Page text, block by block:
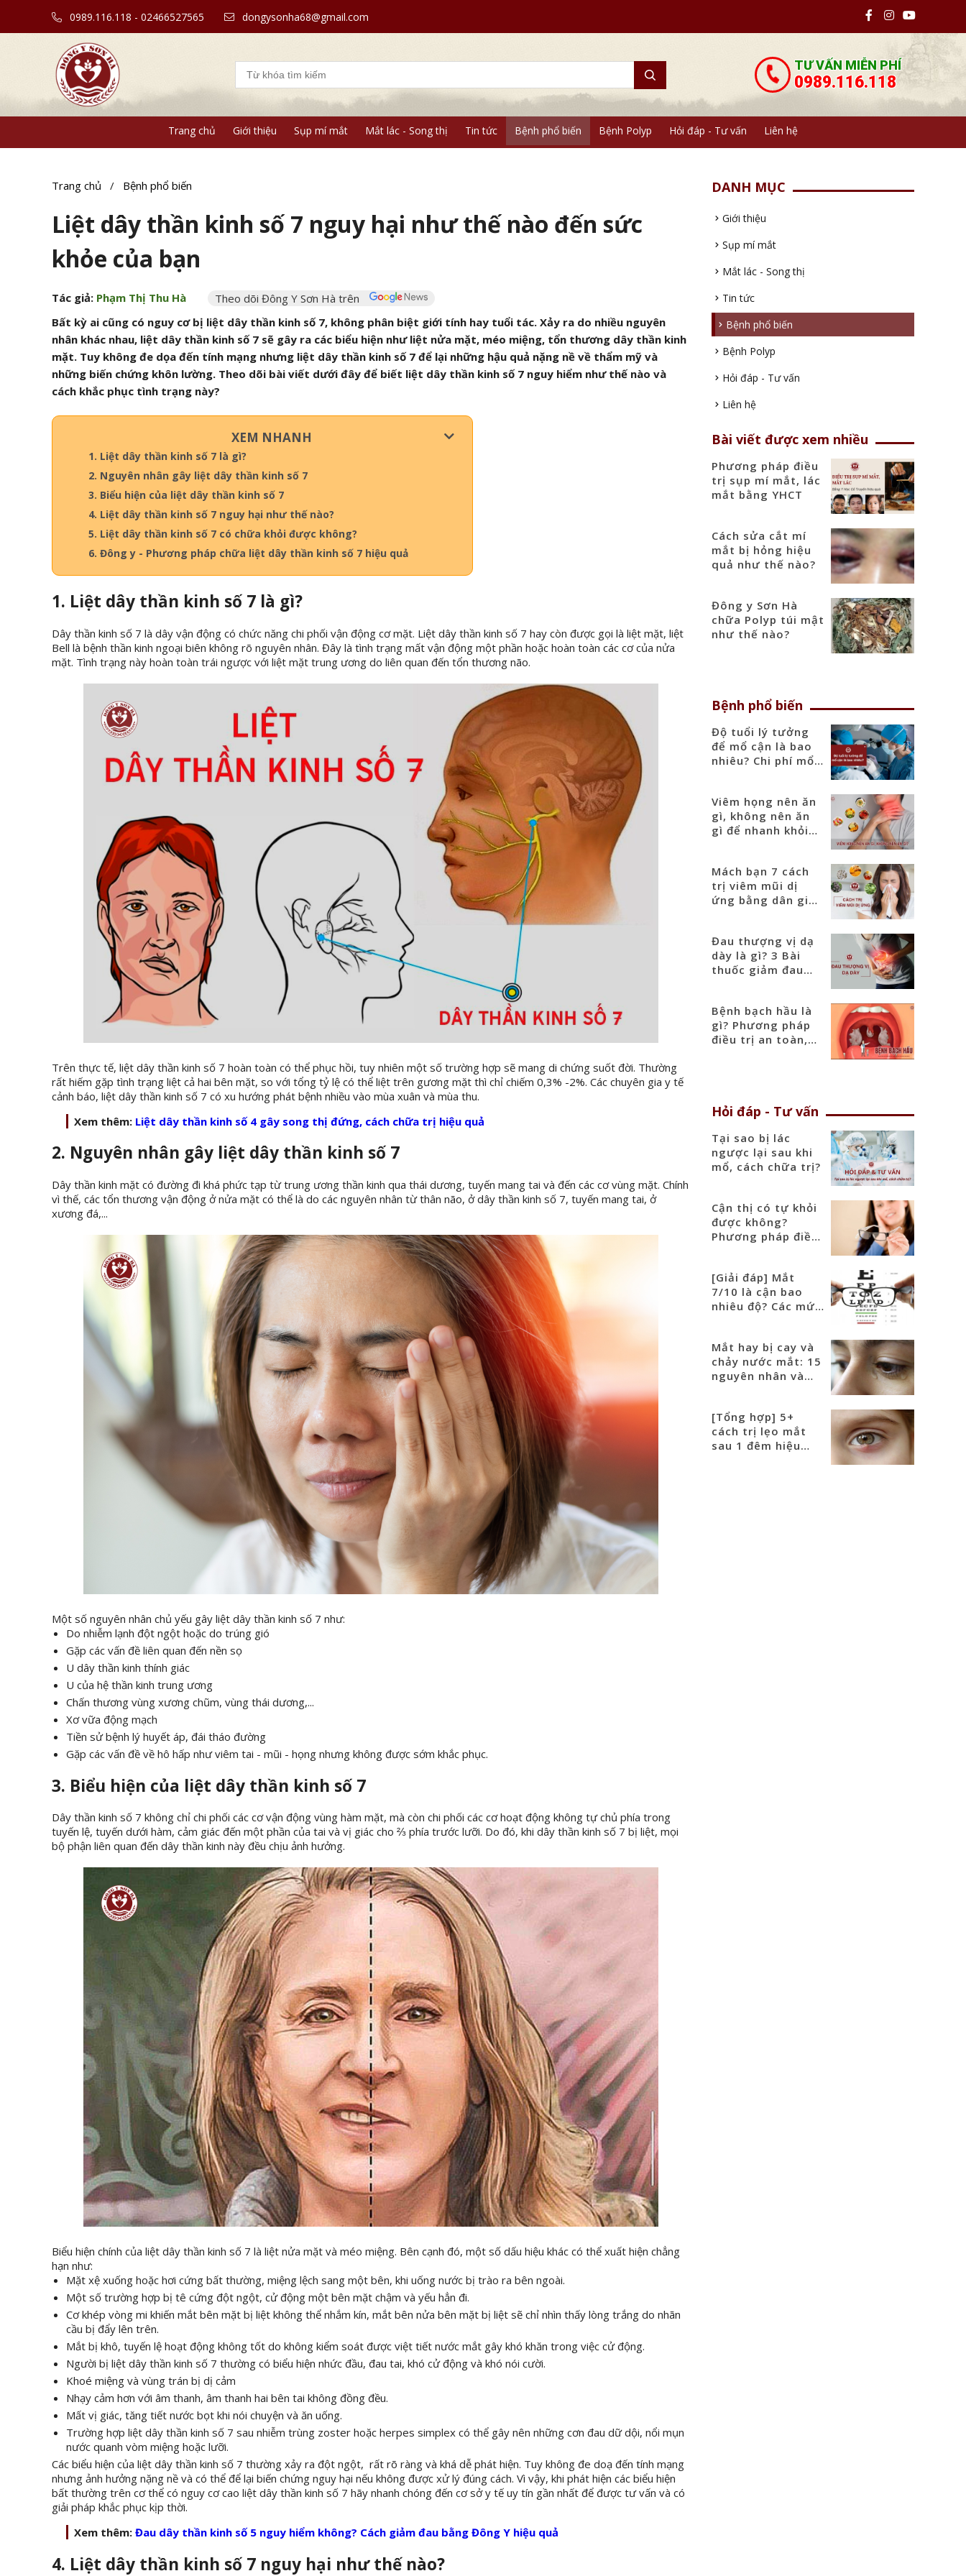
0989.116.118 - 02466527565 dongysonha68@gmail.com
TƯ VẤN MIỄN PHÍ
0989.116.118
Trang chủ Giới thiệu Sụp mí mắt Mắt lác - Song thị Tin tức Bệnh phổ biến Bệnh Polyp Hỏi đáp - Tư vấn Liên hệ
Trang chủ / Bệnh phổ biến
Liệt dây thần kinh số 7 nguy hại như thế nào đến sức
khỏe của bạn
Tác giả: Phạm Thị Thu Hà
Theo dõi Đông Y Sơn Hà trên
Bất kỳ ai cũng có nguy cơ bị liệt dây thần kinh số 7, không phân biệt giới tính hay tuổi tác. Xảy ra do nhiều nguyên
nhân khác nhau, liệt dây thần kinh số 7 sẽ gây ra các biểu hiện như liệt nửa mặt, méo miệng, tổn thương dây thần kinh
mặt. Tuy không đe dọa đến tính mạng nhưng liệt dây thần kinh số 7 để lại những hậu quả nặng nề về thẩm mỹ và
những biến chứng khôn lường. Theo dõi bài viết dưới đây để biết liệt dây thần kinh số 7 nguy hiểm như thế nào và
cách khắc phục tình trạng này?
XEM NHANH
1. Liệt dây thần kinh số 7 là gì?
2. Nguyên nhân gây liệt dây thần kinh số 7
3. Biểu hiện của liệt dây thần kinh số 7
4. Liệt dây thần kinh số 7 nguy hại như thế nào?
5. Liệt dây thần kinh số 7 có chữa khỏi được không?
6. Đông y - Phương pháp chữa liệt dây thần kinh số 7 hiệu quả
1. Liệt dây thần kinh số 7 là gì?
Dây thần kinh số 7 là dây vận động có chức năng chi phối vận động cơ mặt. Liệt dây thần kinh số 7 hay còn được gọi là liệt mặt, liệt
Bell là bệnh thần kinh ngoại biên không rõ nguyên nhân. Đây là tình trạng mất vận động một phần hoặc hoàn toàn các cơ của nửa
mặt. Tình trạng này hoàn toàn trái ngược với liệt mặt trung ương do liên quan đến tổn thương não.
Trên thực tế, liệt dây thần kinh số 7 hoàn toàn có thể phục hồi, tuy nhiên một số trường hợp sẽ mang di chứng suốt đời. Thường
rất hiếm gặp tình trạng liệt cả hai bên mặt, so với tổng tỷ lệ có thể liệt trên gương mặt thì chỉ chiếm 0,3% -2%. Các chuyên gia y tế
cảnh báo, liệt dây thần kinh số 7 có xu hướng phát bệnh nhiều vào mùa xuân và mùa thu.
Xem thêm: Liệt dây thần kinh số 4 gây song thị đứng, cách chữa trị hiệu quả
2. Nguyên nhân gây liệt dây thần kinh số 7
Dây thần kinh mặt có đường đi khá phức tạp từ trung ương thần kinh qua thái dương, tuyến mang tai và đến các cơ vùng mặt. Chính
vì thế, các tổn thương vận động ở nửa mặt có thể là do các nguyên nhân từ thân não, ở dây thần kinh số 7, tuyến mang tai, ở
xương đá,...
Một số nguyên nhân chủ yếu gây liệt dây thần kinh số 7 như:
Do nhiễm lạnh đột ngột hoặc do trúng gió
Gặp các vấn đề liên quan đến nền sọ
U dây thần kinh thính giác
U của hệ thần kinh trung ương
Chấn thương vùng xương chũm, vùng thái dương,...
Xơ vữa động mạch
Tiền sử bệnh lý huyết áp, đái tháo đường
Gặp các vấn đề về hô hấp như viêm tai - mũi - họng nhưng không được sớm khắc phục.
3. Biểu hiện của liệt dây thần kinh số 7
Dây thần kinh số 7 không chỉ chi phối các cơ vận động vùng hàm mặt, mà còn chi phối các cơ hoạt động không tự chủ phía trong
tuyến lệ, tuyến dưới hàm, cảm giác đến một phần của tai và vị giác cho ⅔ phía trước lưỡi. Do đó, khi dây thần kinh số 7 bị liệt, mọi
bộ phận liên quan đến dây thần kinh này đều chịu ảnh hưởng.
Biểu hiện chính của liệt dây thần kinh số 7 là liệt nửa mặt và méo miệng. Bên cạnh đó, một số dấu hiệu khác có thể xuất hiện chẳng
hạn như:
Mặt xệ xuống hoặc hơi cứng bất thường, miệng lệch sang một bên, khi uống nước bị trào ra bên ngoài.
Một số trường hợp bị tê cứng đột ngột, cử động một bên mặt chậm và yếu hẳn đi.
Cơ khép vòng mi khiến mắt bên mặt bị liệt không thể nhắm kín, mắt bên nửa bên mặt bị liệt sẽ chỉ nhìn thấy lòng trắng do nhãn
cầu bị đẩy lên trên.
Mắt bị khô, tuyến lệ hoạt động không tốt do không kiểm soát được việt tiết nước mắt gây khó khăn trong việc cử động.
Người bị liệt dây thần kinh số 7 thường có biểu hiện nhức đầu, đau tai, khó cử động và khó nói cười.
Khoé miệng và vùng trán bị dị cảm
Nhạy cảm hơn với âm thanh, âm thanh hai bên tai không đồng đều.
Mất vị giác, tăng tiết nước bọt khi nói chuyện và ăn uống.
Trường hợp liệt dây thần kinh số 7 sau nhiễm trùng zoster hoặc herpes simplex có thể gây nên những cơn đau dữ dội, nổi mụn
nước quanh vòm miệng hoặc lưỡi.
Các biểu hiện của liệt dây thần kinh số 7 thường xảy ra đột ngột, rất rõ ràng và khá dễ phát hiện. Tuy không đe doạ đến tính mạng
nhưng ảnh hưởng nặng nề và có thể để lại biến chứng nguy hại nếu không được xử lý đúng cách. Vì vậy, khi phát hiện các biểu hiện
bất thường trên cơ thể có nguy cơ cao liệt dây thần kinh số 7 hãy nhanh chóng đến cơ sở y tế uy tín gần nhất để được tư vấn và có
giải pháp khắc phục kịp thời.
Xem thêm: Đau dây thần kinh số 5 nguy hiểm không? Cách giảm đau bằng Đông Y hiệu quả
4. Liệt dây thần kinh số 7 nguy hại như thế nào?
DANH MỤC
Giới thiệu
Sụp mí mắt
Mắt lác - Song thị
Tin tức
Bệnh phổ biến
Bệnh Polyp
Hỏi đáp - Tư vấn
Liên hệ
Bài viết được xem nhiều
Phương pháp điều
trị sụp mí mắt, lác
mắt bằng YHCT
Cách sửa cắt mí
mắt bị hỏng hiệu
quả như thế nào?
Đông y Sơn Hà
chữa Polyp túi mật
như thế nào?
Bệnh phổ biến
Độ tuổi lý tưởng
để mổ cận là bao
nhiêu? Chi phí mổ
Viêm họng nên ăn
gì, không nên ăn
gì để nhanh khỏi
Mách bạn 7 cách
trị viêm mũi dị
ứng bằng dân gian
Đau thượng vị dạ
dày là gì? 3 Bài
thuốc giảm đau
Bệnh bạch hầu là
gì? Phương pháp
điều trị an toàn,
Hỏi đáp - Tư vấn
Tại sao bị lác
ngược lại sau khi
mổ, cách chữa trị?
Cận thị có tự khỏi
được không?
Phương pháp điều
[Giải đáp] Mắt
7/10 là cận bao
nhiêu độ? Các mức
Mắt hay bị cay và
chảy nước mắt: 15
nguyên nhân và
[Tổng hợp] 5+
cách trị lẹo mắt
sau 1 đêm hiệu